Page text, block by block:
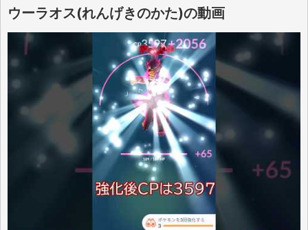
ウーラオス(れんげきのかた)の動画